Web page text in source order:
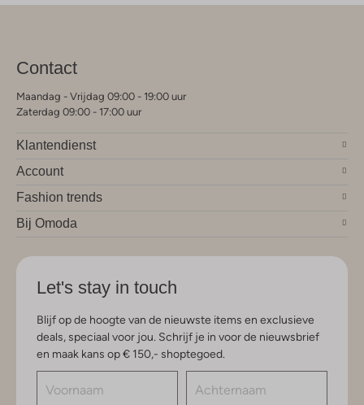
Contact
Maandag - Vrijdag 09:00 - 19:00 uur
Zaterdag 09:00 - 17:00 uur
Klantendienst
Account
Fashion trends
Bij Omoda
Let's stay in touch
Blijf op de hoogte van de nieuwste items en exclusieve
deals, speciaal voor jou. Schrijf je in voor de nieuwsbrief
en maak kans op € 150,- shoptegoed.